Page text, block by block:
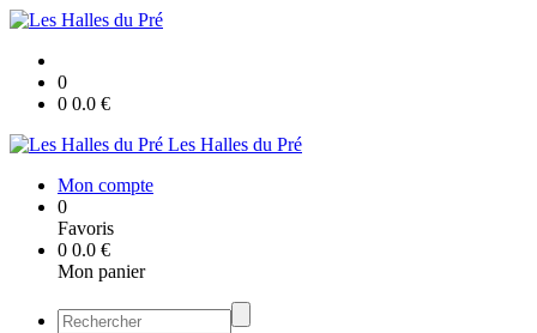
0
0 0.0 €
Les Halles du Pré
Mon compte
0
Favoris
0 0.0 €
Mon panier